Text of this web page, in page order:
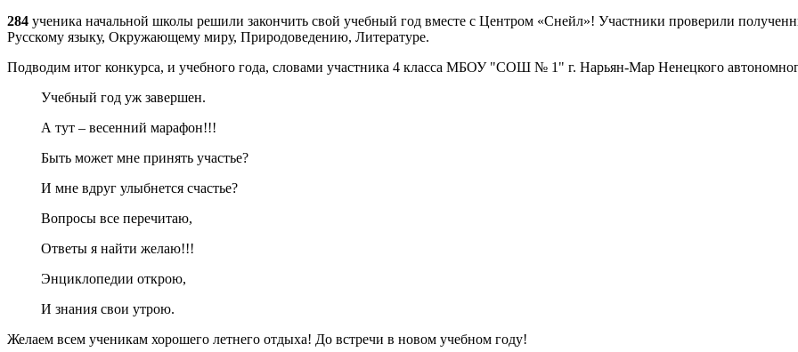
284 ученика начальной школы решили закончить свой учебный год вместе с Центром «Снейл»! Участники проверили
Русскому языку, Окружающему миру, Природоведению, Литературе.
Подводим итог конкурса, и учебного года, словами участника 4 класса МБОУ "СОШ № 1" г. Нарьян-Мар Ненецкого
Учебный год уж завершен.
А тут – весенний марафон!!!
Быть может мне принять участье?
И мне вдруг улыбнется счастье?
Вопросы все перечитаю,
Ответы я найти желаю!!!
Энциклопедии открою,
И знания свои утрою.
Желаем всем ученикам хорошего летнего отдыха! До встречи в новом учебном году!